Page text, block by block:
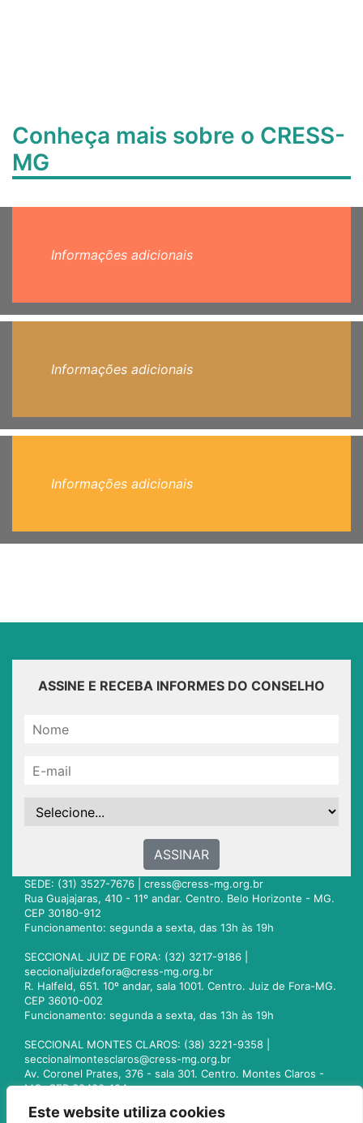
Este website utiliza cookies
Conheça mais sobre o CRESS-
MG
Informações adicionais
Informações adicionais
Informações adicionais
ASSINE E RECEBA INFORMES DO CONSELHO
ASSINAR
SEDE: (31) 3527-7676 | cress@cress-mg.org.br
Rua Guajajaras, 410 - 11º andar. Centro. Belo Horizonte - MG.
CEP 30180-912
Funcionamento: segunda a sexta, das 13h às 19h
SECCIONAL JUIZ DE FORA: (32) 3217-9186 |
seccionaljuizdefora@cress-mg.org.br
R. Halfeld, 651. 10º andar, sala 1001. Centro. Juiz de Fora-MG.
CEP 36010-002
Funcionamento: segunda a sexta, das 13h às 19h
SECCIONAL MONTES CLAROS: (38) 3221-9358 |
seccionalmontesclaros@cress-mg.org.br
Av. Coronel Prates, 376 - sala 301. Centro. Montes Claros -
MG. CEP 39400-104